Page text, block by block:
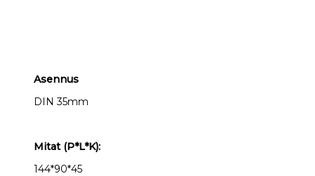
Asennus
DIN 35mm
Mitat (P*L*K):
144*90*45